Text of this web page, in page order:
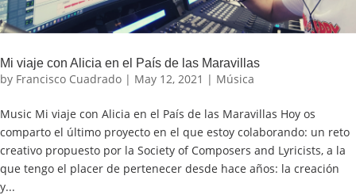
Mi viaje con Alicia en el País de las Maravillas
by Francisco Cuadrado | May 12, 2021 | Música
Music Mi viaje con Alicia en el País de las Maravillas Hoy os
comparto el último proyecto en el que estoy colaborando: un reto
creativo propuesto por la Society of Composers and Lyricists, a la
que tengo el placer de pertenecer desde hace años: la creación
y...